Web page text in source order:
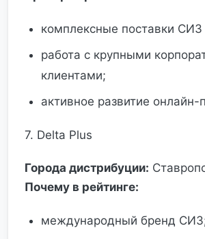
комплексные поставки СИЗ
работа с крупными
клиентами;
активное развитие
7. Delta Plus
Города дистрибуции:
Почему в рейтинге:
международный бренд